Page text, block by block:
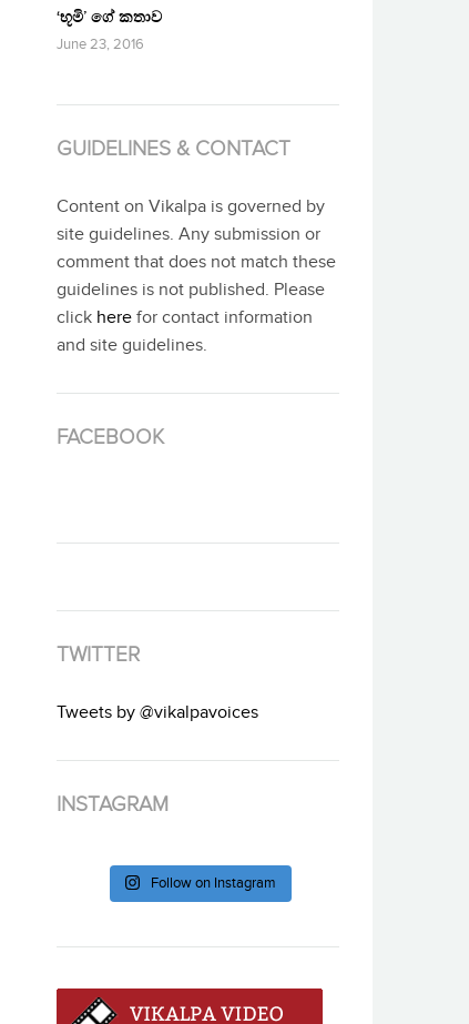
‘භූමි’ ගේ කතාව
June 23, 2016
GUIDELINES & CONTACT
Content on Vikalpa is governed by
site guidelines. Any submission or
comment that does not match these
guidelines is not published. Please
click here for contact information
and site guidelines.
FACEBOOK
TWITTER
Tweets by @vikalpavoices
INSTAGRAM
Follow on Instagram